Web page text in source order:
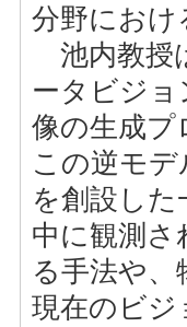
分野におけ
池内教授
ータビジ
像の生成プ
この逆モデ
を創設し
中に観測さ
る手法や
現在のビジ